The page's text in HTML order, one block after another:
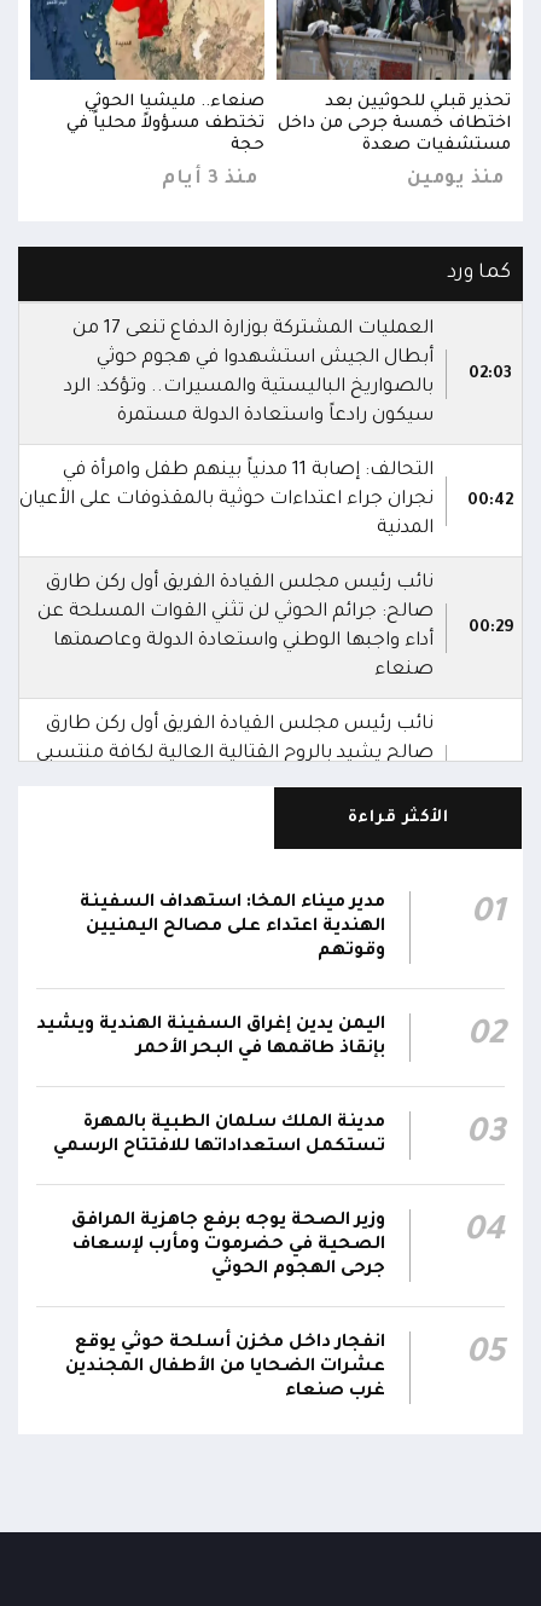
تحذير قبلي للحوثيين بعد
اختطاف خمسة جرحى من داخل
مستشفيات صعدة
منذ يومين
صنعاء.. مليشيا الحوثي
تختطف مسؤولاً محلياً في
حجة
منذ 3 أيام
كما ورد
02:03
العمليات المشتركة بوزارة الدفاع تنعى 17 من
أبطال الجيش استشهدوا في هجوم حوثي
بالصواريخ الباليستية والمسيرات.. وتؤكد: الرد
سيكون رادعاً واستعادة الدولة مستمرة
00:42
التحالف: إصابة 11 مدنياً بينهم طفل وامرأة في
نجران جراء اعتداءات حوثية بالمقذوفات على الأعيان
المدنية
00:29
نائب رئيس مجلس القيادة الفريق أول ركن طارق
صالح: جرائم الحوثي لن تثني القوات المسلحة عن
أداء واجبها الوطني واستعادة الدولة وعاصمتها
صنعاء
نائب رئيس مجلس القيادة الفريق أول ركن طارق
صالح يشيد بالروح القتالية العالية لكافة منتسبي
الفرقتين الأولى والثالثة وحسن التعامل مع الموقف
وثبات المقاتلين في مواقعهم
00:26
هاتفيين قائدي الفرقتين الأولى والثالثة طوارئ في
استشهاد عدد من الأبطال بالهجوم الحوثي الغادر
00:21
العمليات الأمنية والعسكرية لحماية الأمن
والاستقرار
جدد #المكتب_السياسي تمسكه بمواصلة النضال
إلى جانب الشعب اليمني وقوى الصف الجمهوري،
واستعادة العاصمة صنعاء وإنهاء الانقلاب
23:04
دعا #المكتب_السياسي مجلس القيادة الرئاسي
الإيراني
الأكثر قراءة
01
مدير ميناء المخا: استهداف السفينة
الهندية اعتداء على مصالح اليمنيين
وقوتهم
02
اليمن يدين إغراق السفينة الهندية ويشيد
بإنقاذ طاقمها في البحر الأحمر
03
مدينة الملك سلمان الطبية بالمهرة
تستكمل استعداداتها للافتتاح الرسمي
04
وزير الصحة يوجه برفع جاهزية المرافق
الصحية في حضرموت ومأرب لإسعاف
جرحى الهجوم الحوثي
05
انفجار داخل مخزن أسلحة حوثي يوقع
عشرات الضحايا من الأطفال المجندين
غرب صنعاء